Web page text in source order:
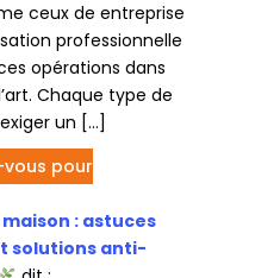
ceux de entreprise
professionnelle
opérations dans
Chaque type de
un […]
pour
: astuces
solutions anti-